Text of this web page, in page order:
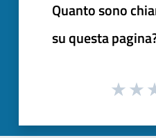
Quanto sono
su questa